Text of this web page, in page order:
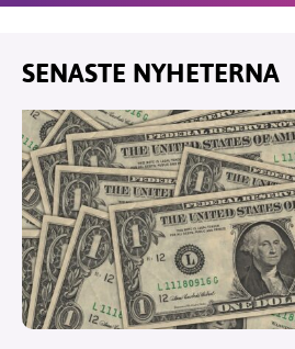
SENASTE NYHETERNA